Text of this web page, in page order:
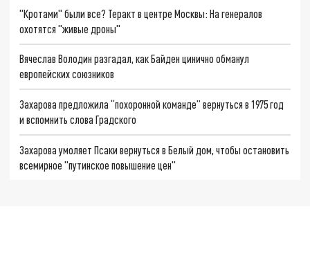
"Кротами" были все? Теракт в центре Москвы: На генералов
охотятся "живые дроны"
Вячеслав Володин разгадал, как Байден цинично обманул
европейских союзников
Захарова предложила “похоронной команде” вернуться в 1975 год
и вспомнить слова Градского
Захарова умоляет Псаки вернуться в Белый дом, чтобы остановить
всемирное "путинское повышение цен"